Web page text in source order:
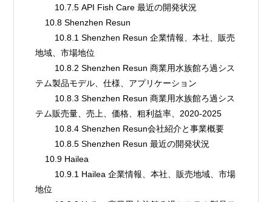
        10.7.5 API Fish Care 最近の開発状況
    10.8 Shenzhen Resun
地域、市場地位
テム製品モデル、仕様、アプリケーション
テム販売量、売上、価格、粗利益率、2020-2025
        10.8.4 Shenzhen Resun会社紹介と事業概要
        10.8.5 Shenzhen Resun 最近の開発状況
    10.9 Hailea
地位